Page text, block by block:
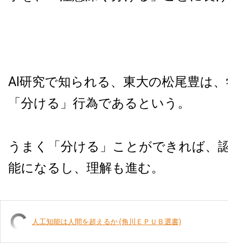
AI研究で知られる、東大の松尾豊は
「分ける」行為であるという。
うまく「分ける」ことができれば、
能になるし、理解も進む。
人工知能は人間を超えるか (角川ＥＰＵＢ選書)